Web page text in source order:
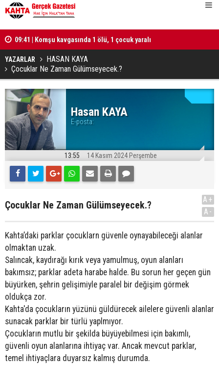
09:41 | Komşu kavgasında 1 ölü, 1 çocuk yaralı
YAZARLAR
HASAN KAYA
Çocuklar Ne Zaman Gülümseyecek.?
Hasan KAYA
E-posta:
13:55 14 Kasım 2024 Perşembe
Çocuklar Ne Zaman Gülümseyecek.?
A+
A-
Kahta’daki parklar çocuklarn güvenle oynayabileceği alanlar
olmaktan uzak.
Salıncak, kaydırağı kırık veya yamulmuş, oyun alanları
bakımsız; parklar adeta harabe halde. Bu sorun her geçen gün
büyürken, şehrin gelişimiyle paralel bir değişim görmek
oldukça zor.
Kahta'da çocukların yüzünü güldürecek ailelere güvenli alanlar
sunacak parklar bir türlü yaplmıyor.
Çocukların mutlu bir şekilda büyüyebilmesi için bakımlı,
güvenli oyun alanlarına ihtiyaç var. Ancak mevcut parklar,
temel ihtiyaçlara duyarsız kalmış durumda.